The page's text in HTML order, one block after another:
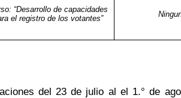
“Desarrollo de capacidades
el registro de los votantes”
del 23 de julio al el 1.° de